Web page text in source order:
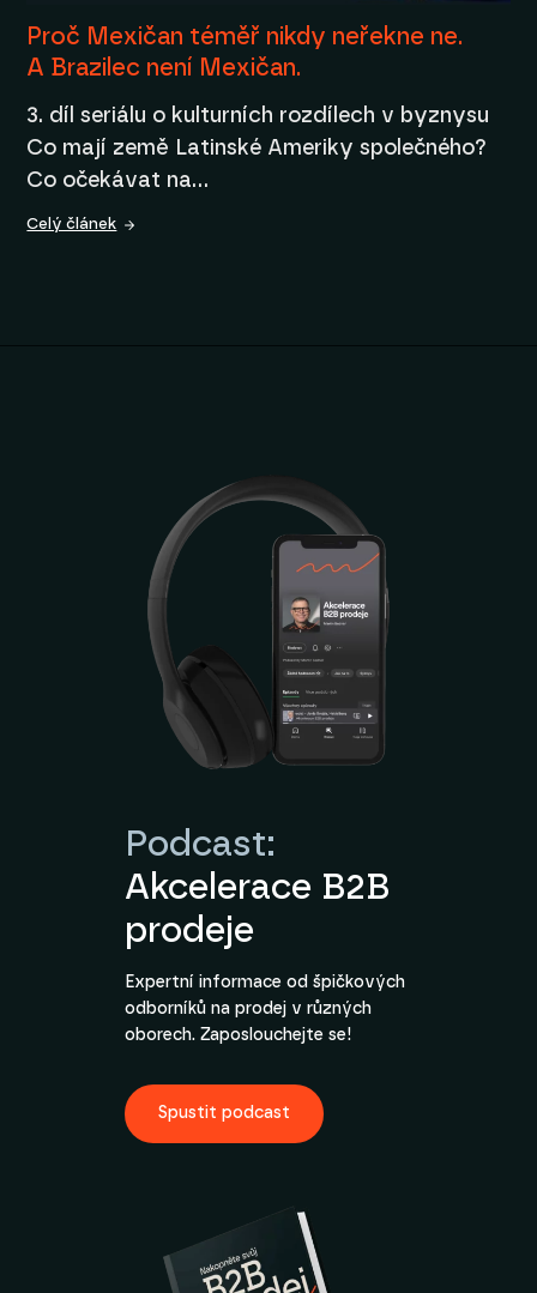
Proč Mexičan téměř nikdy neřekne ne.
A Brazilec není Mexičan.
3. díl seriálu o kulturních rozdílech v byznysu
Co mají země Latinské Ameriky společného?
Co očekávat na…
Celý článek
Podcast:
Akcelerace B2B
prodeje
Expertní informace od špičkových
odborníků na prodej v různých
oborech. Zaposlouchejte se!
Spustit podcast